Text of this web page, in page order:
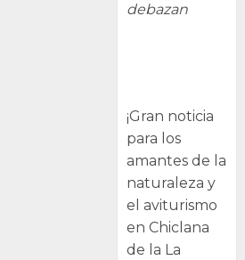
debazan
¡Gran noticia
para los
amantes de la
naturaleza y
el aviturismo
en Chiclana
de la La